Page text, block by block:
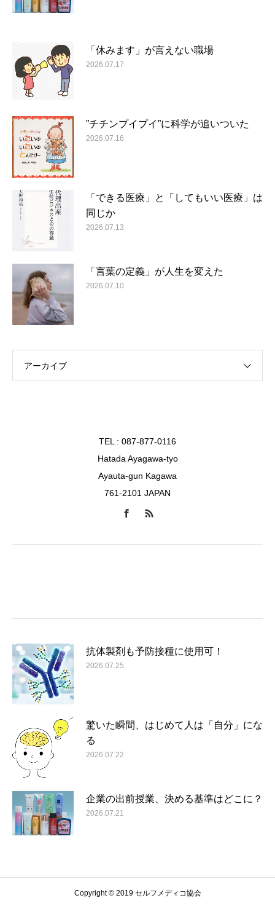
「休みます」が言えない職場
2026.07.17
”チチンプイプイ”に科学が追いついた
2026.07.16
「できる医療」と「してもいい医療」は
同じか
2026.07.13
「言葉の定義」が人生を変えた
2026.07.10
アーカイブ
TEL : 087-877-0116
Hatada Ayagawa-tyo
Ayauta-gun Kagawa
761-2101 JAPAN
抗体製剤も予防接種に使用可！
2026.07.25
驚いた瞬間、はじめて人は「自分」にな
る
2026.07.22
企業の出前授業、決める基準はどこに？
2026.07.21
Copyright © 2019 セルフメディコ協会